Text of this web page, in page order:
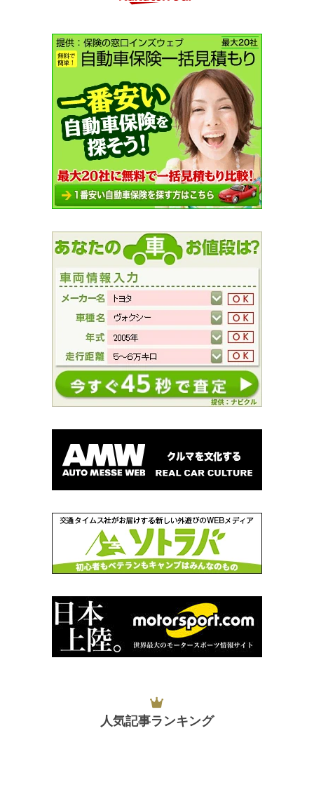
人気記事ランキング